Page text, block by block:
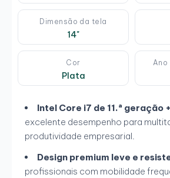
Dimensão da tela
14"
Cor
Plata
Ano
Intel Core i7 de 11.ª geração
excelente desempenho para
produtividade empresarial.
Design premium leve e
profissionais com mobilidade